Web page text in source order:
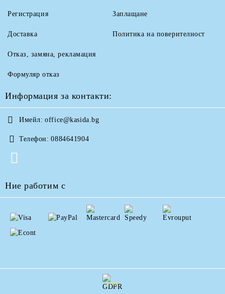
Регистрация
Доставка
Отказ, замяна, рекламация
Формуляр отказ
Заплащане
Политика на поверителност
Информация за контакти:
Имейл: office@kasida.bg
Телефон: 0884641904
Ние работим с
GDPR